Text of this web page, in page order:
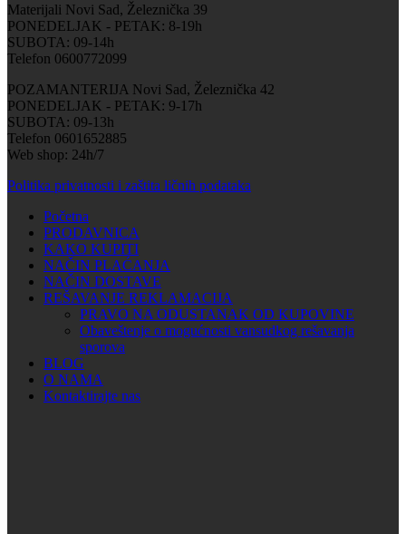
Materijali Novi Sad, Železnička 39
PONEDELJAK - PETAK: 8-19h
SUBOTA: 09-14h
Telefon 0600772099
POZAMANTERIJA Novi Sad, Železnička 42
PONEDELJAK - PETAK: 9-17h
SUBOTA: 09-13h
Telefon 0601652885
Web shop: 24h/7
Politika privatnosti i zaštita ličnih podataka
Početna
PRODAVNICA
KAKO KUPITI
NAČIN PLAĆANJA
NAČIN DOSTAVE
REŠAVANJE REKLAMACIJA
PRAVO NA ODUSTANAK OD KUPOVINE
Obaveštenje o mogućnosti vansudkog rešavanja
sporova
BLOG
O NAMA
Kontaktirajte nas